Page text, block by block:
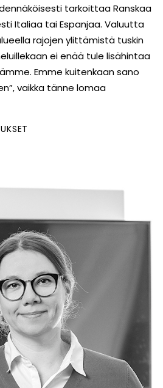
tarkoittaa Ranskaa
Italiaa tai Espanjaa. Valuutta
rajojen ylittämistä tuskin
ei enää tule lisähintaa
Emme kuitenkaan sano
vaikka tänne lomaa